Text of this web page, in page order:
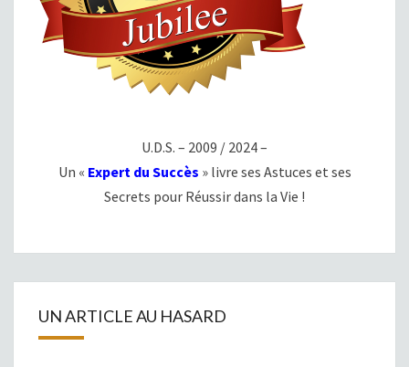
U.D.S. – 2009 / 2024 –
Un « Expert du Succès » livre ses Astuces et ses
Secrets pour Réussir dans la Vie !
UN ARTICLE AU HASARD